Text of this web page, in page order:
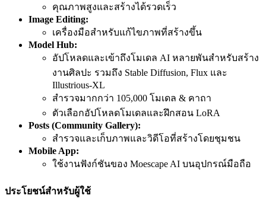
คุณภาพสูงและสร้างได้รวดเร็ว
Image Editing:
เครื่องมือสำหรับแก้ไขภาพที่สร้างขึ้น
Model Hub:
อัปโหลดและเข้าถึงโมเดล AI หลายพันสำหรับสร้าง
งานศิลปะ รวมถึง Stable Diffusion, Flux และ
Illustrious-XL
สำรวจมากกว่า 105,000 โมเดล & คาถา
ตัวเลือกอัปโหลดโมเดลและฝึกสอน LoRA
Posts (Community Gallery):
สำรวจและเก็บภาพและวิดีโอที่สร้างโดยชุมชน
Mobile App:
ใช้งานฟังก์ชันของ Moescape AI บนอุปกรณ์มือถือ
ประโยชน์สำหรับผู้ใช้